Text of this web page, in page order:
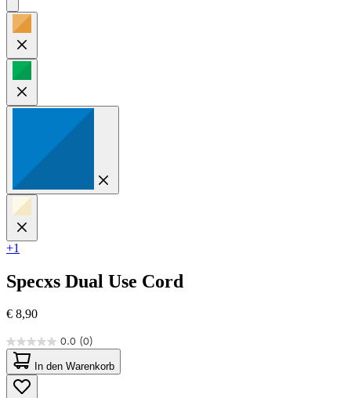
+1
Specxs Dual Use Cord
€ 8,90
0.0 (0)
0.0
von
5
Sternen.
In den Warenkorb